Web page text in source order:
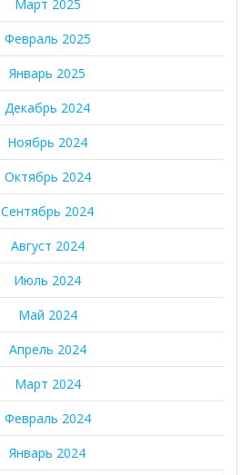
Март 2025
Февраль 2025
Январь 2025
Декабрь 2024
Ноябрь 2024
Октябрь 2024
Сентябрь 2024
Август 2024
Июль 2024
Май 2024
Апрель 2024
Март 2024
Февраль 2024
Январь 2024